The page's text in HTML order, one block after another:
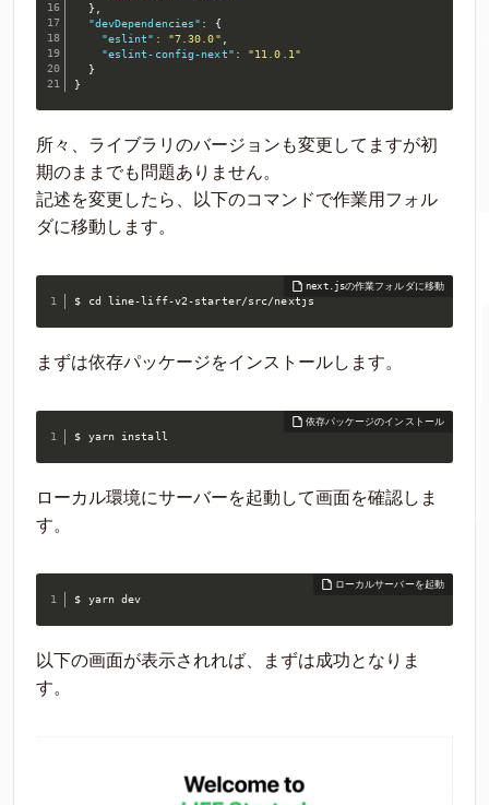
}
"devDependencies" :
{
"eslint" : "7.30.0"
"eslint-config-next" :
"11.0.1"
}
}
所々、ライブラリのバージョンも変更してますが初
期のままでも問題ありません。
記述を変更したら、以下のコマンドで作業用フォル
ダに移動します。
$ cd line-liff-v2-starter/src/nextjs
まずは依存パッケージをインストールします。
$ yarn install
ローカル環境にサーバーを起動して画面を確認しま
す。
$ yarn dev
以下の画面が表示されれば、まずは成功となりま
す。